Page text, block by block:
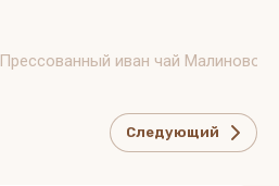
Прессованный иван чай Малиновое
Следующий